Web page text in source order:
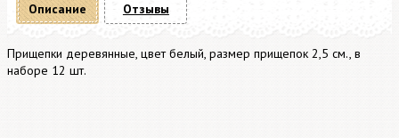
Описание
Прищепки деревянные, цвет белый, размер прищепок 2,5 см., в
наборе 12 шт.
Отзывы